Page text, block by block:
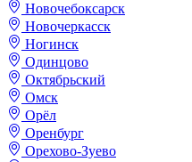
Новочебоксарск
Новочеркасск
Ногинск
Одинцово
Октябрьский
Омск
Орёл
Оренбург
Орехово-Зуево